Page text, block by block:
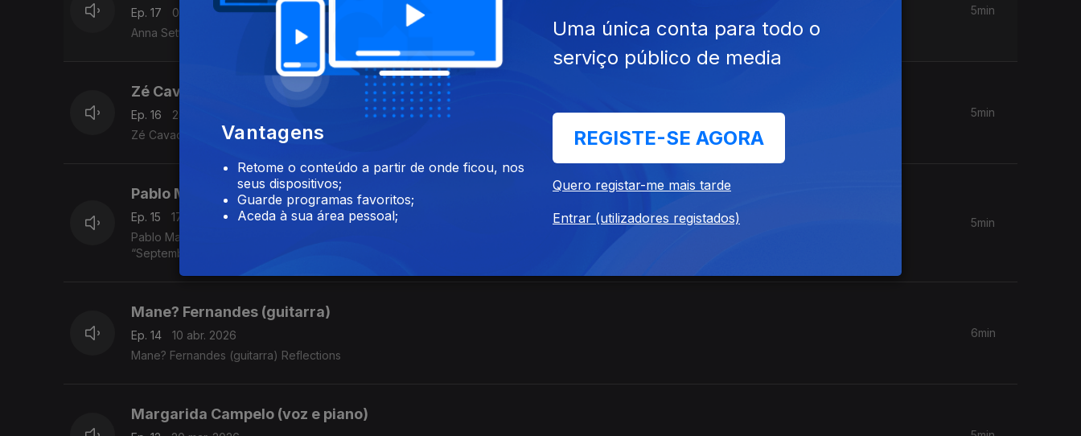
Ep. 17
08 mai. 2026
Anna Setton (voz e guitarra) - “É preciso perdoar” (Marcos Valle / Paulo Sérgio Valle)
5min
Zé Cavaco (piano)
Ep. 16
24 abr. 2026
Zé Cavaco (piano) - “I can´t believe that you’re in love with me” (Jimmy McHugh / Clarence Gaskill)
5min
Pablo Marques (trompete)
Ep. 15
17 abr. 2026
Pablo Marques (trompete)
“September in the Rain” (Harry Warren / Al Dublin)
5min
Mane? Fernandes (guitarra)
Ep. 14
10 abr. 2026
Mane? Fernandes (guitarra) Reflections
6min
Margarida Campelo (voz e piano)
Vantagens
Retome o conteúdo a partir de onde ficou, nos
seus dispositivos;
Guarde programas favoritos;
Aceda à sua área pessoal;
Uma única conta para todo o
serviço público de media
REGISTE-SE AGORA
Quero registar-me mais tarde
Entrar (utilizadores registados)